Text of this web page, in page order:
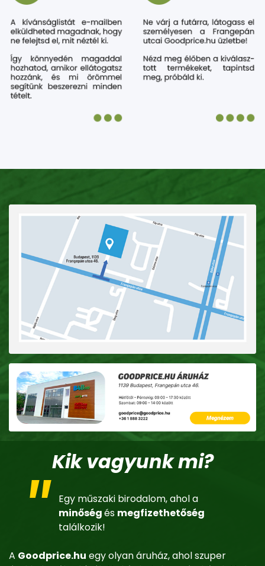
Kik vagyunk mi?
Egy műszaki birodalom, ahol a
minőségés megfizethetőség
találkozik!
A Goodprice.hu egy olyan áruház, ahol szuper